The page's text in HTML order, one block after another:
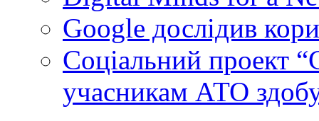
Google дослідив
Cоціальний проект
учасникам АТО